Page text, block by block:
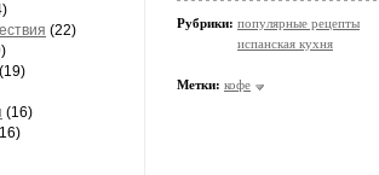
(22)
(19)
(16)
Рубрики: популярные рецепты
испанская кухня
Метки: кофе